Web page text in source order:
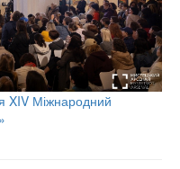
XIV Міжнародний